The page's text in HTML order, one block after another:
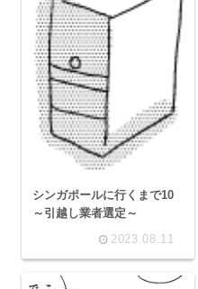
シンガポールに行くまで10
～引越し業者選定～
2023.08.11